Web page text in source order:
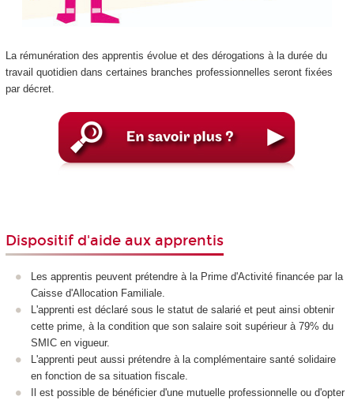
La rémunération des apprentis évolue et des dérogations à la durée du
travail quotidien dans certaines branches professionnelles seront fixées
par décret.
Dispositif d'aide aux apprentis
Les apprentis peuvent prétendre à la Prime d'Activité financée par la
Caisse d'Allocation Familiale.
L'apprenti est déclaré sous le statut de salarié et peut ainsi obtenir
cette prime, à la condition que son salaire soit supérieur à 79% du
SMIC en vigueur.
L'apprenti peut aussi prétendre à la complémentaire santé solidaire
en fonction de sa situation fiscale.
Il est possible de bénéficier d'une mutuelle professionnelle ou d'opter